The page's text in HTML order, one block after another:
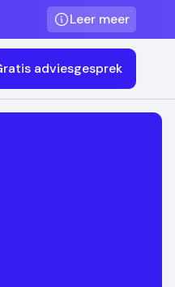
Leer meer
adviesgesprek